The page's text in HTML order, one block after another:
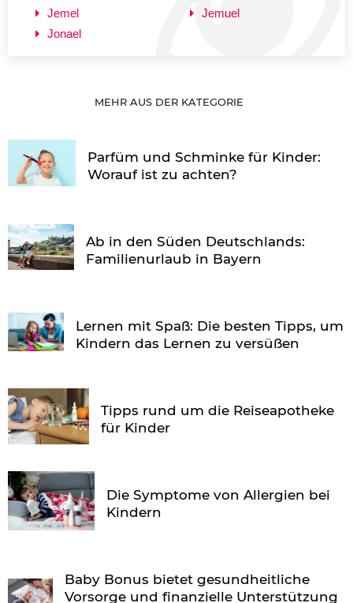
Jemel
Jonael
Jemuel
MEHR AUS DER KATEGORIE
Parfüm und Schminke für Kinder:
Worauf ist zu achten?
Ab in den Süden Deutschlands:
Familienurlaub in Bayern
Lernen mit Spaß: Die besten Tipps, um
Kindern das Lernen zu versüßen
Tipps rund um die Reiseapotheke
für Kinder
Die Symptome von Allergien bei
Kindern
Baby Bonus bietet gesundheitliche
Vorsorge und finanzielle Unterstützung